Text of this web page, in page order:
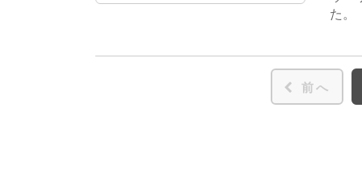
た。
前へ